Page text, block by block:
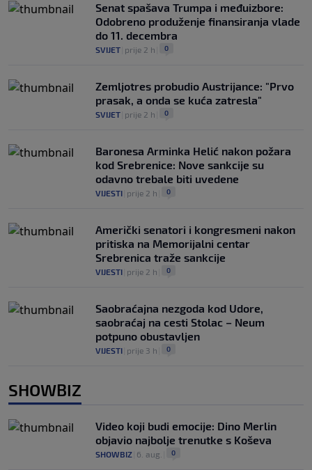
Senat spašava Trumpa i međuizbore:
Odobreno produženje finansiranja vlade
do 11. decembra
SVIJET prije 2 h 0
Zemljotres probudio Austrijance: "Prvo
prasak, a onda se kuća zatresla"
SVIJET prije 2 h 0
Baronesa Arminka Helić nakon požara
kod Srebrenice: Nove sankcije su
odavno trebale biti uvedene
VIJESTI prije 2 h 0
Američki senatori i kongresmeni nakon
pritiska na Memorijalni centar
Srebrenica traže sankcije
VIJESTI prije 2 h 0
Saobraćajna nezgoda kod Udore,
saobraćaj na cesti Stolac – Neum
potpuno obustavljen
VIJESTI prije 3 h 0
SHOWBIZ
Video koji budi emocije: Dino Merlin
objavio najbolje trenutke s Koševa
SHOWBIZ 6. aug. 0